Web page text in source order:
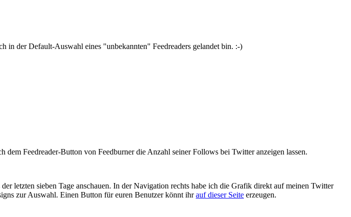
in der Default-Auswahl eines "unbekannten" Feedreaders gelandet bin. :-)
Feedreader-Button von Feedburner die Anzahl seiner Follows bei Twitter anzeigen lassen.
letzten sieben Tage anschauen. In der Navigation rechts habe ich die Grafik direkt auf meinen Twitter
zur Auswahl. Einen Button für euren Benutzer könnt ihrauf dieser Seite erzeugen.